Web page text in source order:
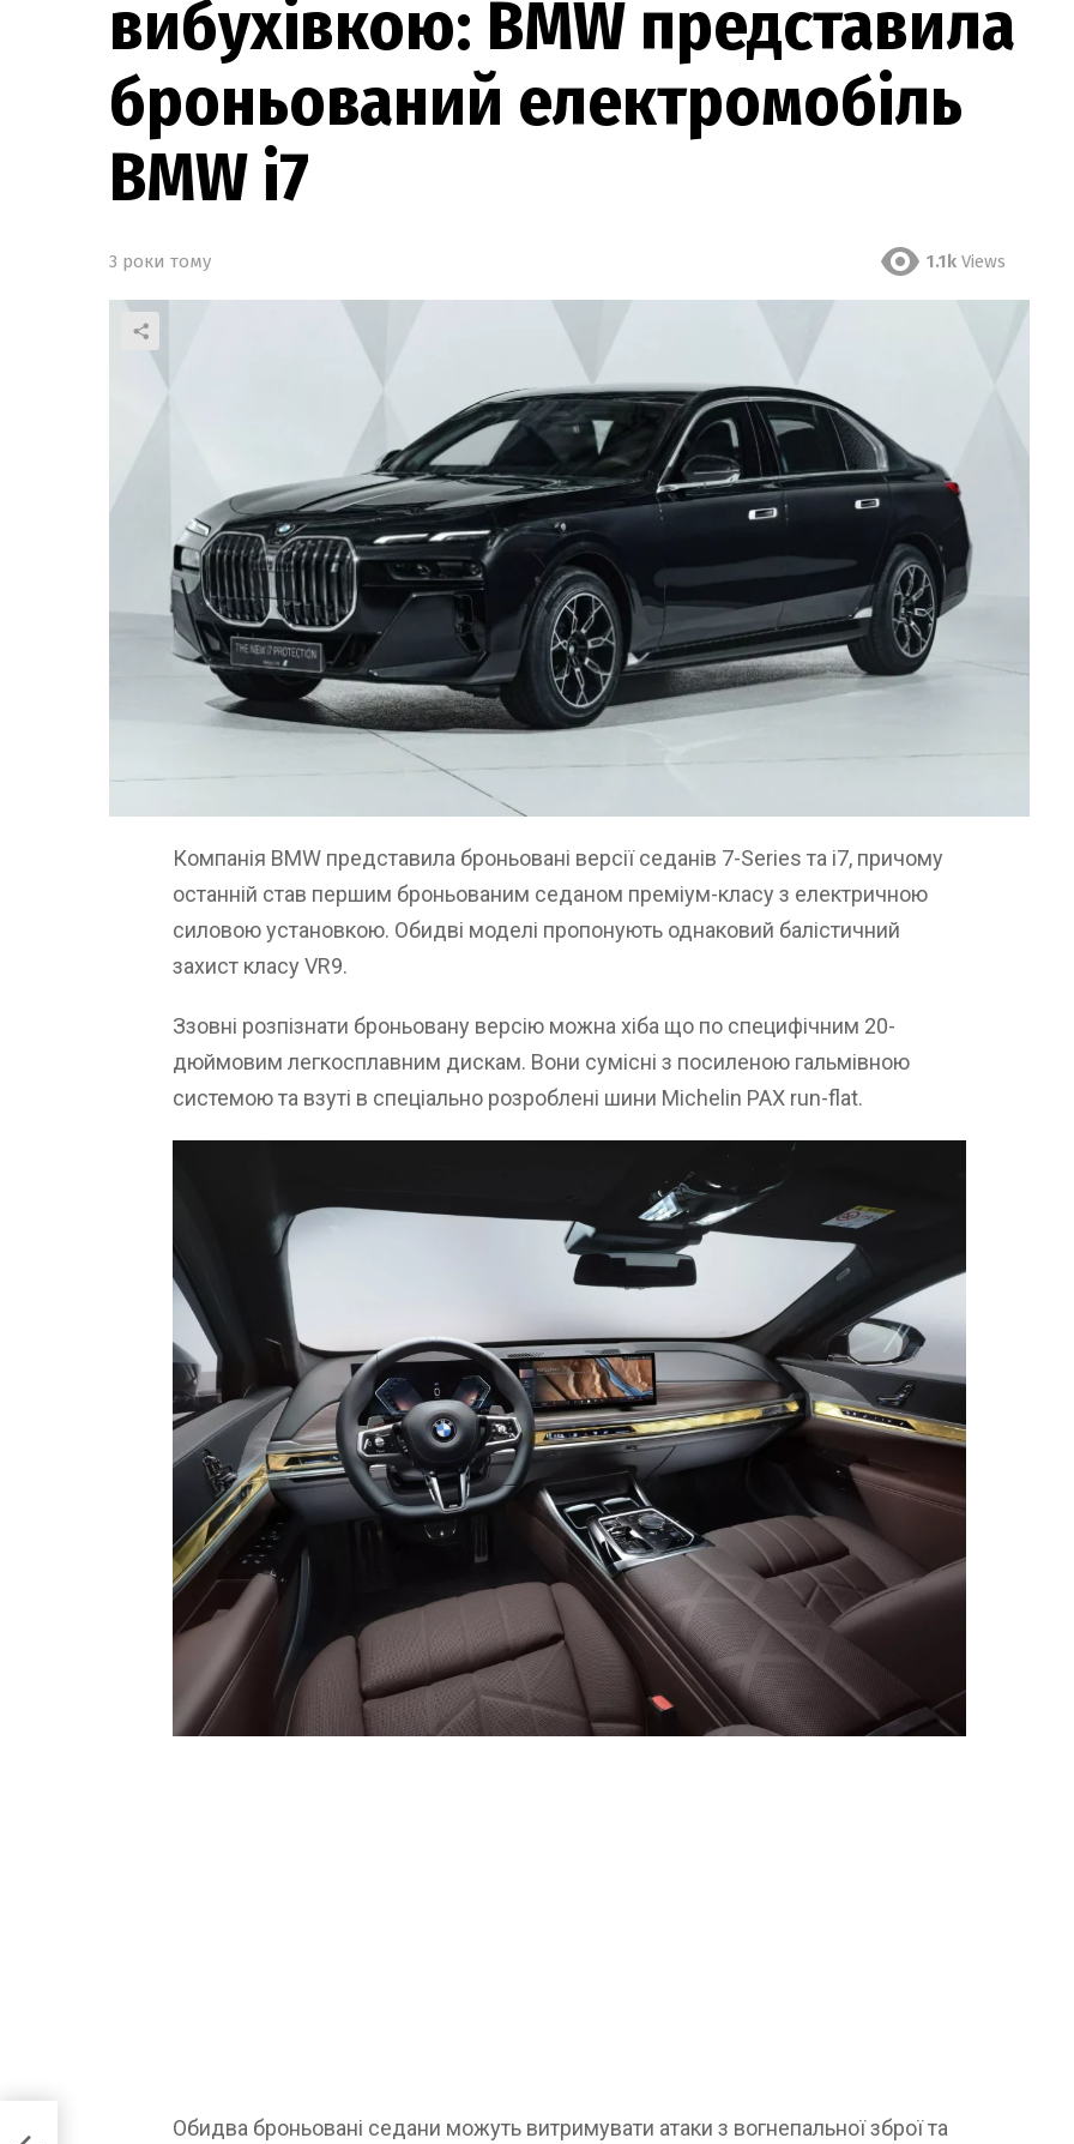
вибухівкою: BMW представила
броньований електромобіль
BMW i7
3 роки тому 1.1k Views
Компанія BMW представила броньовані версії седанів 7-Series та i7, причому
останній став першим броньованим седаном преміум-класу з електричною
силовою установкою. Обидві моделі пропонують однаковий балістичний
захист класу VR9.
Ззовні розпізнати броньовану версію можна хіба що по специфічним 20-
дюймовим легкосплавним дискам. Вони сумісні з посиленою гальмівною
системою та взуті в спеціально розроблені шини Michelin PAX run-flat.
Обидва броньовані седани можуть витримувати атаки з вогнепальної зброї та